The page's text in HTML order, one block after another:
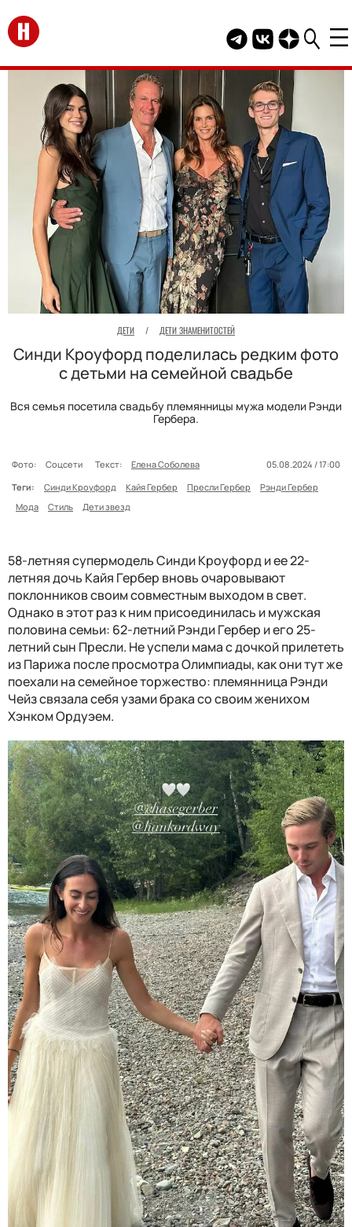
Перейти на главную
Telegram канал
Группа HELLO
Канал
ДЕТИ / ДЕТИ ЗНАМЕНИТОСТЕЙ
Синди Кроуфорд поделилась редким фото
с детьми на семейной свадьбе
Вся семья посетила свадьбу племянницы мужа модели Рэнди
Гербера.
Фото: Соцсети Текст: Елена Соболева
05.08.2024 / 17:00
Теги:
Синди Кроуфорд Кайя Гербер Пресли Гербер
Рэнди Гербер
Мода
Стиль Дети звезд
58-летняя супермодель Синди Кроуфорд и ее 22-
летняя дочь Кайя Гербер вновь очаровывают
поклонников своим совместным выходом в свет.
Однако в этот раз к ним присоединилась и мужская
половина семьи: 62-летний Рэнди Гербер и его 25-
летний сын Пресли. Не успели мама с дочкой прилететь
из Парижа после просмотра Олимпиады, как они тут же
поехали на семейное торжество: племянница Рэнди
Чейз связала себя узами брака со своим женихом
Хэнком Ордуэем.